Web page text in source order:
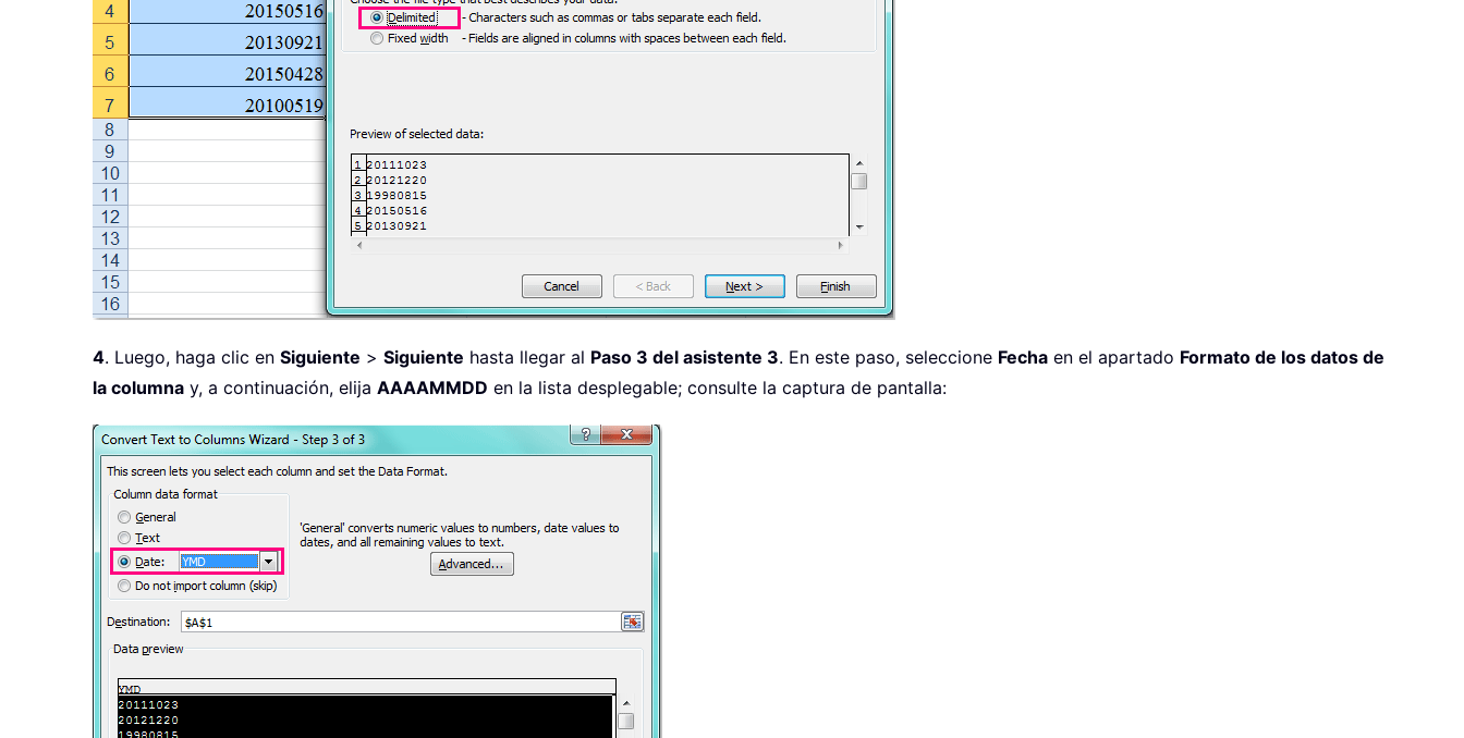
4. Luego, haga clic en Siguiente > Siguiente hasta llegar al Paso 3 del asistente 3. En este paso, seleccione Fecha en el apartado Formato de los datos de
la columna y, a continuación, elija AAAAMMDD en la lista desplegable; consulte la captura de pantalla: